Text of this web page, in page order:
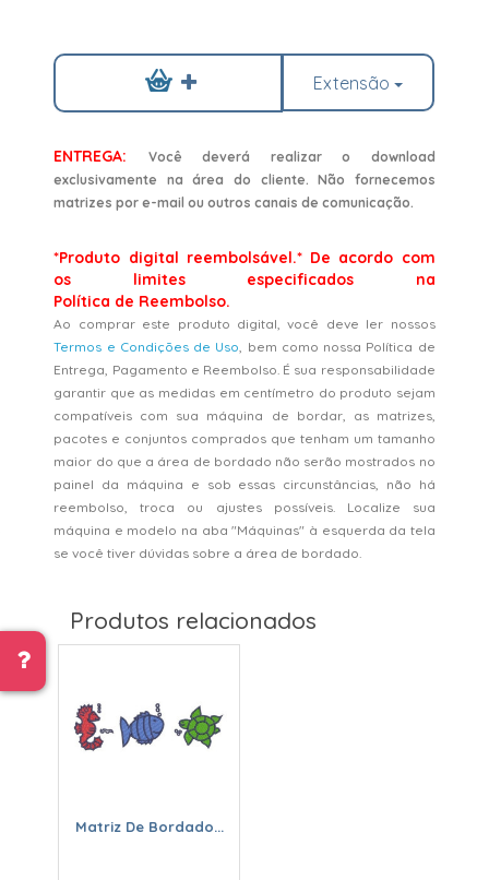
Extensão
ENTREGA:
Você deverá realizar o download
exclusivamente na área do cliente. Não fornecemos
matrizes por e-mail ou outros canais de comunicação.
*Produto digital reembolsável.* De acordo com
os limites especificados na
Política de Reembolso.
Ao comprar este produto digital, você deve ler nossos
Termos e Condições de Uso, bem como nossa Política de
Entrega, Pagamento e Reembolso. É sua responsabilidade
garantir que as medidas em centímetro do produto sejam
compatíveis com sua máquina de bordar, as matrizes,
pacotes e conjuntos comprados que tenham um tamanho
maior do que a área de bordado não serão mostrados no
painel da máquina e sob essas circunstâncias, não há
reembolso, troca ou ajustes possíveis. Localize sua
máquina e modelo na aba "Máquinas" à esquerda da tela
se você tiver dúvidas sobre a área de bordado.
Produtos relacionados
Matriz De Bordado...